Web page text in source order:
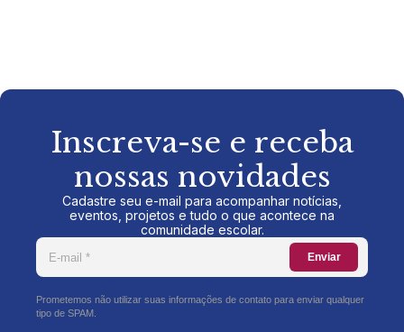
Inscreva-se e receba
nossas novidades
Cadastre seu e-mail para acompanhar notícias,
eventos, projetos e tudo o que acontece na
comunidade escolar.
Enviar
Prometemos não utilizar suas informações de contato para enviar qualquer
tipo de SPAM.